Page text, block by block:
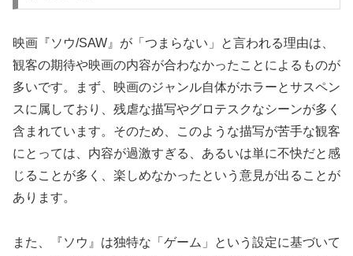
映画『ソウ/SAW』が「つまらない」と言われる理由は、
観客の期待や映画の内容が合わなかったことによるものが
多いです。まず、映画のジャンル自体がホラーとサスペン
スに属しており、残虐な描写やグロテスクなシーンが多く
含まれています。そのため、このような描写が苦手な観客
にとっては、内容が過激すぎる、あるいは単に不快だと感
じることが多く、楽しめなかったという意見が出ることが
あります。
また、『ソウ』は独特な「ゲーム」という設定に基づいて